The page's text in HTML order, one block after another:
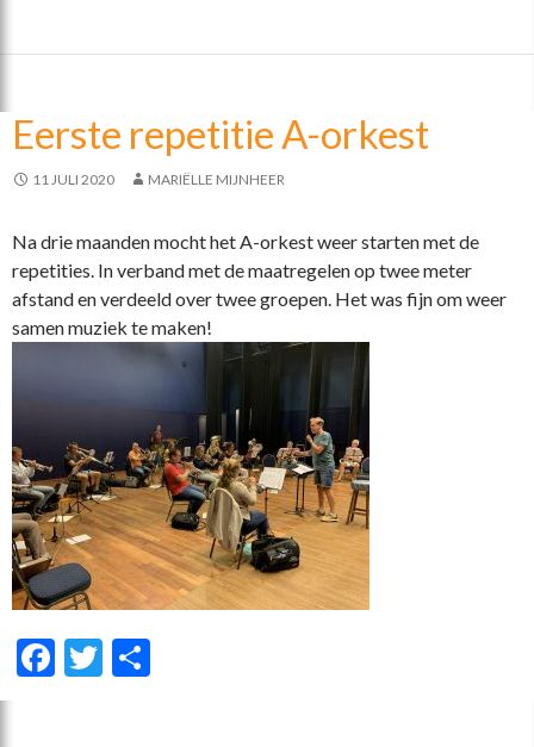
b
o
k
er n
Eerste repetitie A-orkest
11 JULI 2020 MARIËLLE MIJNHEER
Na drie maanden mocht het A-orkest weer starten met de
repetities. In verband met de maatregelen op twee meter
afstand en verdeeld over twee groepen. Het was fijn om weer
samen muziek te maken!
F
T